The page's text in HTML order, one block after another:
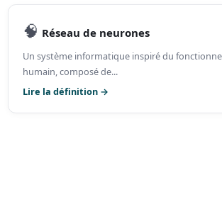
🧠 Réseau de neurones
Un système informatique inspiré du
humain, composé de...
Lire la définition →